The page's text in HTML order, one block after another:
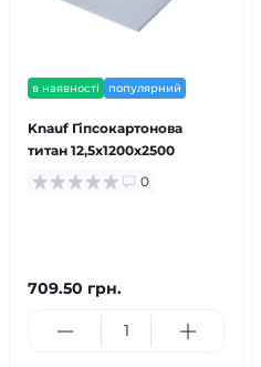
в наявності популярний
Knauf Гіпсокартонова
титан 12,5х1200х2500
0
709.50 грн.